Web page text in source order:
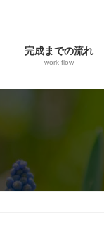
完成までの流れ
work flow